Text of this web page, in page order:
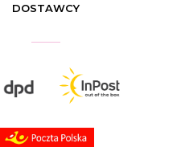
DOSTAWCY